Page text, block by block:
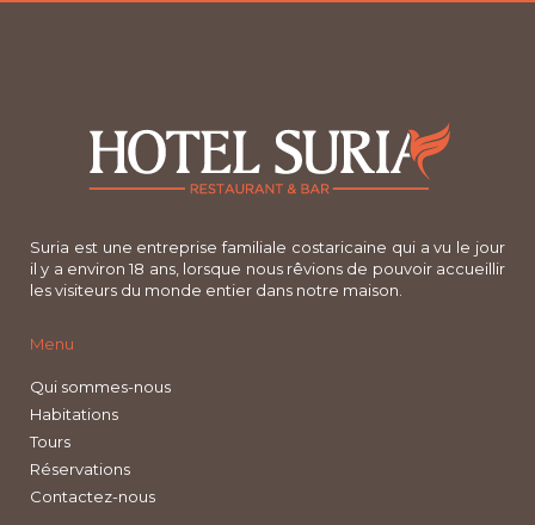
Suria est une entreprise familiale costaricaine qui a vu le jour
il y a environ 18 ans, lorsque nous rêvions de pouvoir accueillir
les visiteurs du monde entier dans notre maison.
Menu
Qui sommes-nous
Habitations
Tours
Réservations
Contactez-nous